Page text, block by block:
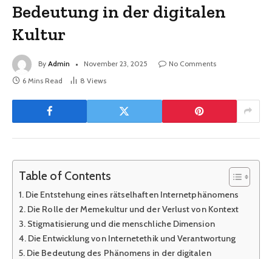
Bedeutung in der digitalen
Kultur
By Admin November 23, 2025
No Comments
6 Mins Read
8 Views
Table of Contents
Die Entstehung eines rätselhaften Internetphänomens
Die Rolle der Memekultur und der Verlust von Kontext
Stigmatisierung und die menschliche Dimension
Die Entwicklung von Internetethik und Verantwortung
Die Bedeutung des Phänomens in der digitalen